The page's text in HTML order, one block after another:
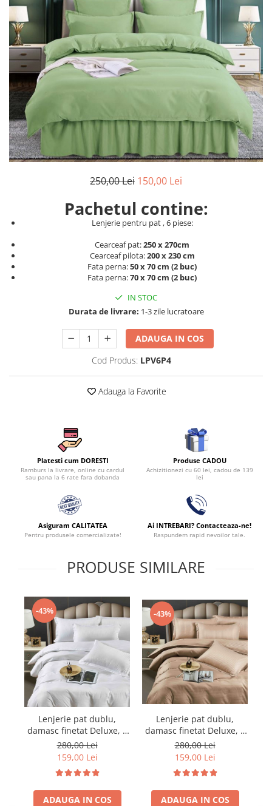
Cearceaf cu elastic
Cearceaf normal
Lenjerii De Pat Creponate
Lenjerii De Pat Bumbac Poplin 2
Persoane
Lenjerii De Pat Bumbac Poplin,
Matlasate, 2 Persoane
Lenjerii De Pat Bumbac Satinat 2
Persoane
Lenjerii De Pat Volanase
Lenjerii De Pat Jacquard
Lenjerii De Pat Catifea
Set Lenjerie De Pat Blana
Artificiala De Iepure, 6 Piese, 2
Persoane
Lenjerii De Pat Premium Collection
Set Lenjerie De Pat, 7 Piese, Cu
Pilota / Cuvertura Inclusa
Set Lenjerie De Pat Jacquard Regal,
11 Piese, Cuvertura Inclusa
Lenjerii Damasc Egiptean King Size
Lenjerii De Pat Damasc 1 Persoana
Lenjerii De Pat, Imprimeu 3D, 1
Persoana
250,00 Lei 150,00 Lei
Pachetul contine:
Lenjerie pentru pat , 6 piese:
Cearceaf pat:250 x 270cm
Cearceaf pilota:200 x 230 cm
Fata perna:50 x 70 cm (2 buc)
Fata perna:70 x 70 cm (2 buc)
IN STOC
Durata de livrare: 1-3 zile lucratoare
ADAUGA IN COS
Cod Produs: LPV6P4
Adauga la Favorite
Platesti cum DORESTI
Ramburs la livrare, online cu cardul
sau pana la 6 rate fara dobanda
Produse CADOU
Achizitionezi cu 60 lei, cadou de 139
lei
Asiguram CALITATEA
Pentru produsele comercializate!
Ai INTREBARI? Contacteaza-ne!
Raspundem rapid nevoilor tale.
PRODUSE SIMILARE
-43%
Lenjerie pat dublu,
damasc finetat Deluxe, 6
piese, cearceaf pat cu
elastic, Alb
280,00 Lei
159,00 Lei
ADAUGA IN COS
-43%
Lenjerie pat dublu,
damasc finetat Deluxe, 6
piese, cearceaf pat cu
elastic, Maro
280,00 Lei
159,00 Lei
ADAUGA IN COS